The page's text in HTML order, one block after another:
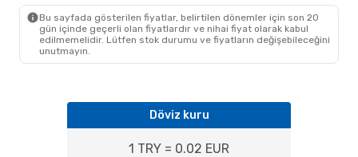
Bu sayfada gösterilen fiyatlar, belirtilen dönemler için son 20
gün içinde geçerli olan fiyatlardır ve nihai fiyat olarak kabul
edilmemelidir. Lütfen stok durumu ve fiyatların değişebileceğini
unutmayın.
Döviz kuru
1 TRY = 0.02 EUR